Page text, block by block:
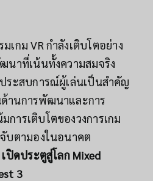
เกม VR กำลังเติบโตอย่าง
นาที่เน้นทั้งความสมจริง
ระสบการณ์ผู้เล่นเป็นสำคัญ
านการพัฒนาและการ
การเติบโตของวงการเกม
บตามองในอนาคต
เปิดประตูสู่โลก Mixed
3